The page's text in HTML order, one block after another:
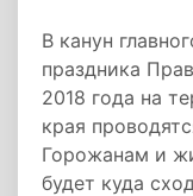
В канун
праздника
2018 года на
края
Горожанам и
будет куда